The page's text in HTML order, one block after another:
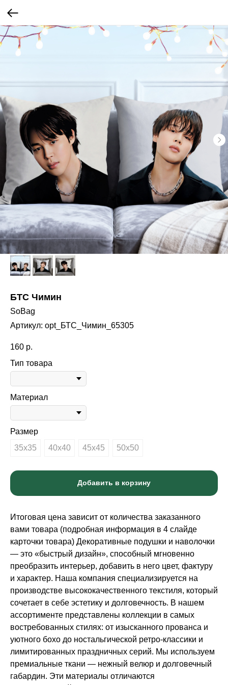
БТС Чимин
SoBag
Артикул: opt_БТС_Чимин_65305
160 р.
Тип товара
Материал
Размер
35х35
40х40 45х45 50х50
Добавить в корзину
Итоговая цена зависит от количества заказанного
вами товара (подробная информация в 4 слайде
карточки товара) Декоративные подушки и наволочки
— это «быстрый дизайн», способный мгновенно
преобразить интерьер, добавить в него цвет, фактуру
и характер. Наша компания специализируется на
производстве высококачественного текстиля, который
сочетает в себе эстетику и долговечность. В нашем
ассортименте представлены коллекции в самых
востребованных стилях: от изысканного прованса и
уютного бохо до ностальгической ретро-классики и
лимитированных праздничных серий. Мы используем
премиальные ткани — нежный велюр и долговечный
габардин. Эти материалы отличаются